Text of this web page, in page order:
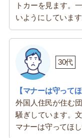
トカーを見ます。
いようにしています
30代
【マナーは守ってほ
外国人住民が住む
騒ぎしています。
マナーは守ってほし